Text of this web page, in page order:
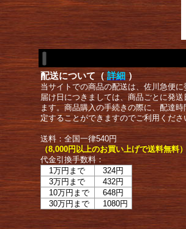
配送について（ 詳細 ）
当サイトでの商品の配送は、佐川急便
届け日につきましては、商品ごとに発
ます。商品購入の手続きの際に、配達
定することができますのでご利用くださ
送料：全国一律540円
（8,000円以上のお買い上げで送料無料
代金引換手数料：
1万円まで
324円
3万円まで
432円
10万円まで
648円
30万円まで
1080円